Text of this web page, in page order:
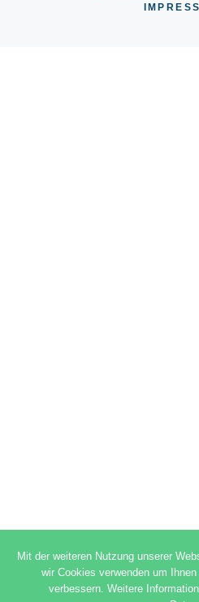
Mit der weiteren Nutzung unserer
wir Cookies verwenden um
verbessern. Weitere